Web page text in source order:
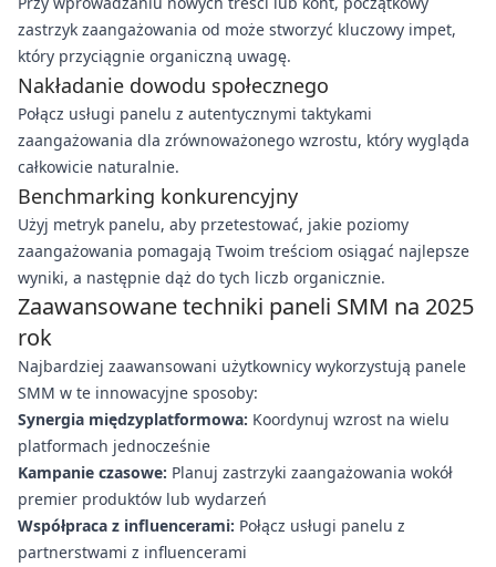
zastrzyk zaangażowania od może stworzyć kluczowy impet,
który przyciągnie organiczną uwagę.
Nakładanie dowodu społecznego
Połącz usługi panelu z autentycznymi taktykami
zaangażowania dla zrównoważonego wzrostu, który wygląda
całkowicie naturalnie.
Benchmarking konkurencyjny
Użyj metryk panelu, aby przetestować, jakie poziomy
zaangażowania pomagają Twoim treściom osiągać najlepsze
wyniki, a następnie dąż do tych liczb organicznie.
Zaawansowane techniki paneli SMM na 2025
rok
Najbardziej zaawansowani użytkownicy wykorzystują panele
SMM w te innowacyjne sposoby:
Synergia międzyplatformowa: Koordynuj wzrost na wielu
platformach jednocześnie
Kampanie czasowe: Planuj zastrzyki zaangażowania wokół
premier produktów lub wydarzeń
Współpraca z influencerami: Połącz usługi panelu z
partnerstwami z influencerami